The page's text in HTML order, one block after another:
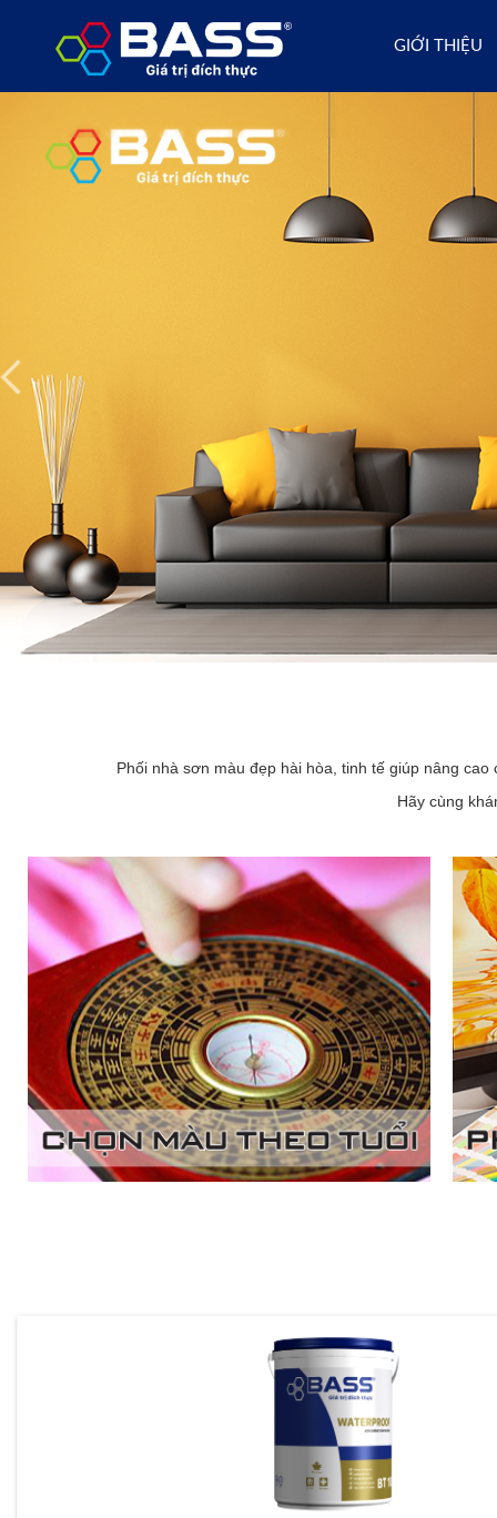
GIỚI THIỆU
Phối nhà sơn màu đẹp hài hòa, tinh tế giúp nâng
Hãy cùng